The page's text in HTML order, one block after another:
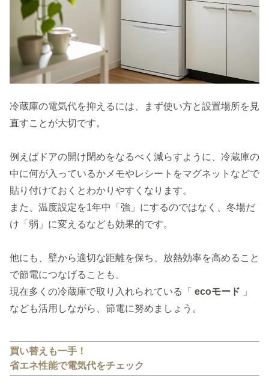
冷蔵庫の電気代を抑えるには、まず使い方と設置場所を見
直すことが大切です。
例えばドアの開け閉めをなるべく減らすように、冷蔵庫の
中に何が入っているかメモやレシートをマグネットなどで
貼り付けておくとわかりやすくなります。
また、温度設定を1年中「強」にするのではなく、冬場だ
け「弱」に変えるなども効果的です。
他にも、壁から適切な距離を保ち、放熱効率を高めること
で節電につなげることも。
現在多くの冷蔵庫で取り入れられている「 ecoモード
」
なども活用しながら、節電に努めましょう。
買い替えも一手！
省エネ性能で電気代をチェック